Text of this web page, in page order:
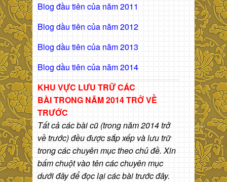
Blog đầu tiên của năm 2011
Blog dầu tiên của năm 2012
Blog dầu tiên của năm 2013
Blog dầu tiên của năm 2014
KHU VỰC LƯU TRỮ CÁC
BÀITRONG NĂM 2014 TRỞ VỀ
TRƯỚC
Tất cả các bài cũ (trong năm 2014 trở
về trước) đều được sắp xếp và lưu trữ
trong các chuyên mục theo chủ đề. Xin
bấm chuột vào tên các chuyên mục
dưới đây để đọc lại các bài trước đây.